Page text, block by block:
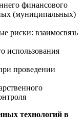
финансового
(муниципальных)
риски: взаимосвязь
использования
проведении
технологий в